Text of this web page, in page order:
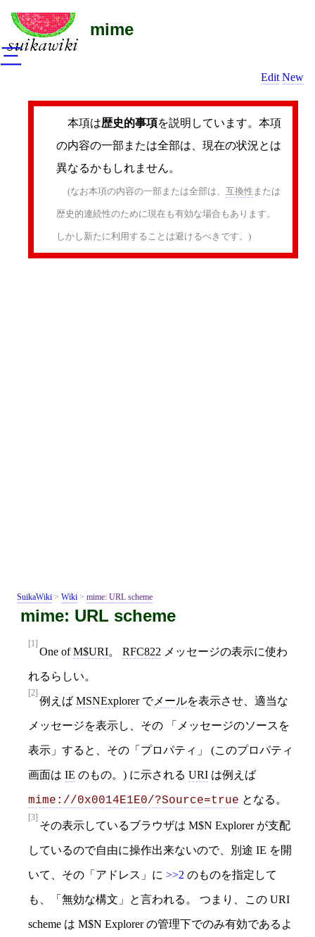
mime
Edit New
本項は歴史的事項を説明しています。本項
の内容の一部または全部は、現在の状況とは
異なるかもしれません。
(なお本項の内容の一部または全部は、 互換性 または
歴史的連続性のために現在も有効な場合もあります。
しかし新たに利用することは避けるべきです。)
SuikaWiki > Wiki > mime: URL scheme
mime: URL scheme
[1]
One ofM$URI。 RFC822 メッセージの表示に使わ
れるらしい。
[2]
例えば MSNExplorerでメールを表示させ、適当な
メッセージを表示し、その 「メッセージのソースを
表示」すると、その「プロパティ」 (このプロパティ
画面は IE のもの。) に示される URI は例えば
mime://0x0014E1E0/?Source=true となる。
[3]
その表示しているブラウザは M$N Explorer が支配
しているので自由に操作出来ないので、別途 IE を開
いて、その「アドレス」に >>2 のものを指定して
も、「無効な構文」と言われる。 つまり、この URI
scheme は M$N Explorer の管理下でのみ有効であるよ
三